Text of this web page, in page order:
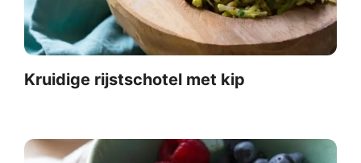
Kruidige rijstschotel met kip